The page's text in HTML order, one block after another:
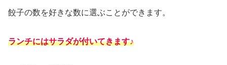
餃子の数を好きな数に選ぶことができます。
ランチにはサラダが付いてきます♪